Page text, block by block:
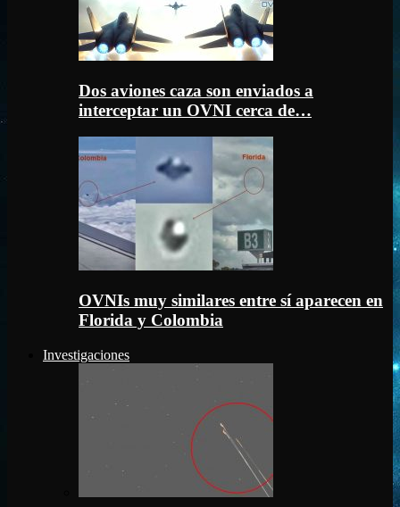
Dos aviones caza son enviados a
interceptar un OVNI cerca de…
OVNIs muy similares entre sí aparecen en
Florida y Colombia
Investigaciones